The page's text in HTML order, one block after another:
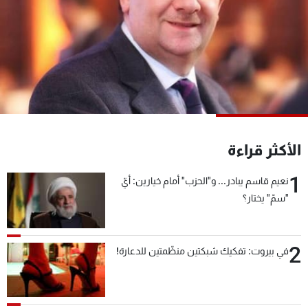
الأكثر قراءة
1نعيم قاسم يبادر... و"الحزب" أمام خيارين: أيّ
"سمّ" يختار؟
2في بيروت: تفكيك شبكتين منظّمتين للدعارة!
شاهد البرامج
عن MTV
الإنـتـاج
لاعلاناتكم
وظائف
تواصل معنا
شروط الإسـتخدام